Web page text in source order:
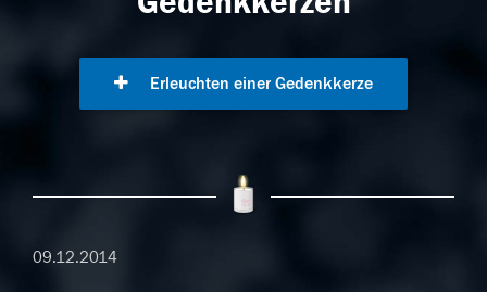
Erleuchten einer Gedenkkerze
09.12.2014